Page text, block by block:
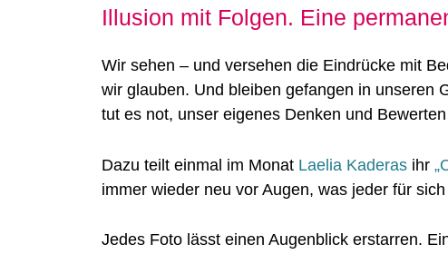
Illusion mit Folgen. Eine
Wir sehen – und versehen die Eindrücke mit
wir glauben. Und bleiben gefangen in unseren
tut es not, unser eigenes Denken und
Dazu teilt einmal im Monat Laelia Kaderas ihr
immer wieder neu vor Augen, was jeder für
Jedes Foto lässt einen Augenblick erstarren.